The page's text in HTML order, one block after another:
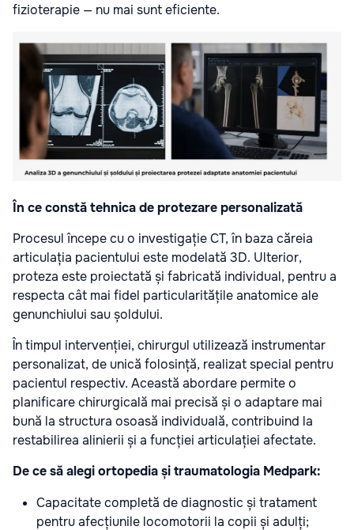
fizioterapie — nu mai sunt eficiente.
În ce constă tehnica de protezare personalizată
Procesul începe cu o investigație CT, în baza căreia
articulația pacientului este modelată 3D. Ulterior,
proteza este proiectată și fabricată individual, pentru a
respecta cât mai fidel particularitățile anatomice ale
genunchiului sau șoldului.
În timpul intervenției, chirurgul utilizează instrumentar
personalizat, de unică folosință, realizat special pentru
pacientul respectiv. Această abordare permite o
planificare chirurgicală mai precisă și o adaptare mai
bună la structura osoasă individuală, contribuind la
restabilirea alinierii și a funcției articulației afectate.
De ce să alegi ortopedia și traumatologia Medpark:
Capacitate completă de diagnostic și tratament
pentru afecțiunile locomotorii la copii și adulți;